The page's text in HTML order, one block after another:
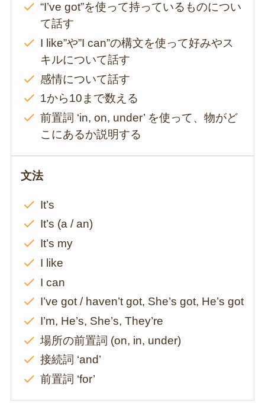
“I’ve got”を使って持っているものについ
て話す
I like”や”I can”の構文を使って好みやス
キルについて話す
感情について話す
1から10まで数える
前置詞 ‘in, on, under’ を使って、物がど
こにあるか説明する
文法
It’s
It’s (a / an)
It’s my
I like
I can
I’ve got / haven’t got, She’s got, He’s got
I’m, He’s, She’s, They’re
場所の前置詞 (on, in, under)
接続詞 ‘and’
前置詞 ‘for’